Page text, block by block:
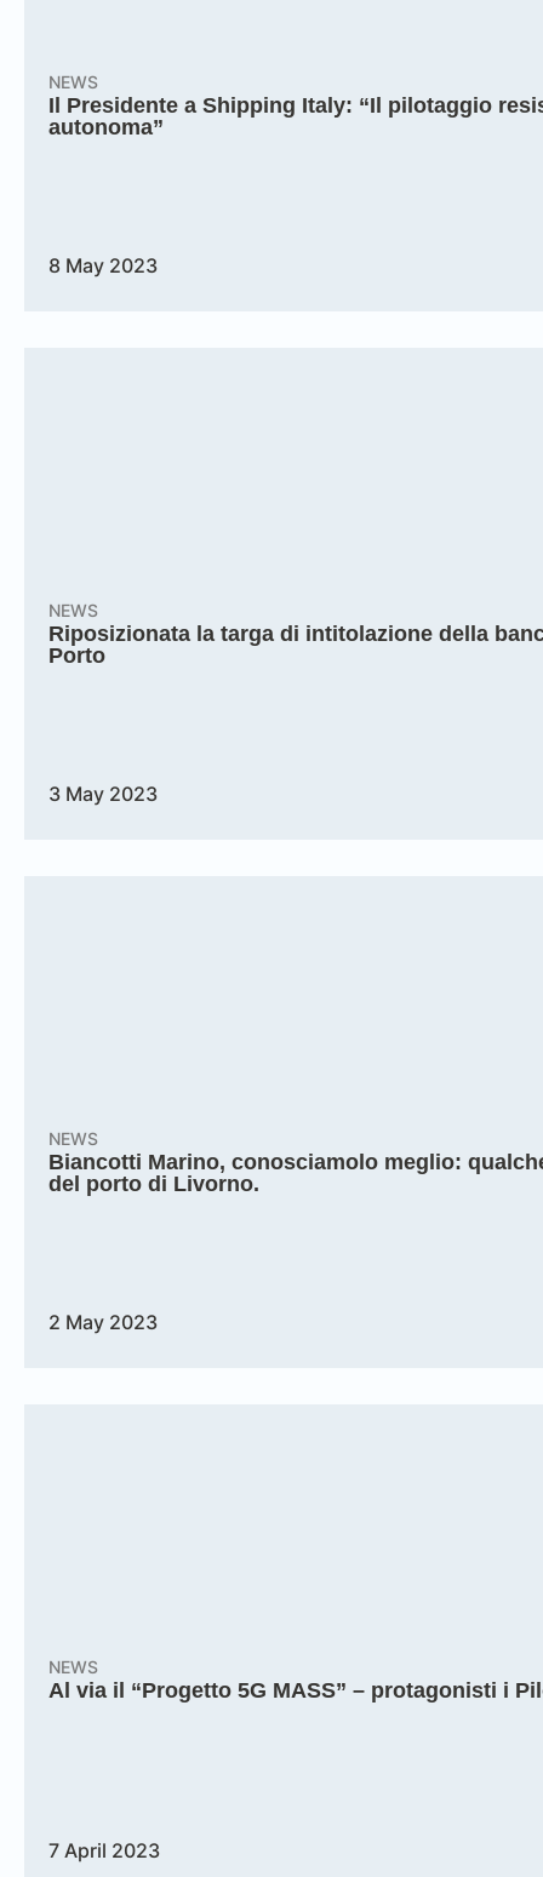
NEWS
Il Presidente a Shipping Italy: “Il pilotaggio
autonoma”
8 May 2023
NEWS
Riposizionata la targa di intitolazione della
Porto
3 May 2023
NEWS
Biancotti Marino, conosciamolo meglio:
del porto di Livorno.
2 May 2023
NEWS
Al via il “Progetto 5G MASS” – protagonisti i
7 April 2023